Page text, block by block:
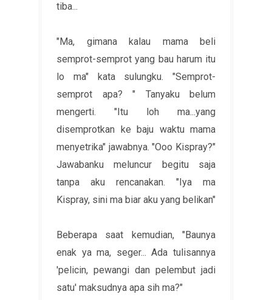
tiba...
"Ma, gimana kalau mama beli
semprot-semprot yang bau harum itu
lo ma" kata sulungku. "Semprot-
semprot apa? " Tanyaku belum
mengerti. "Itu loh ma...yang
disemprotkan ke baju waktu mama
menyetrika" jawabnya. "Ooo Kispray?"
Jawabanku meluncur begitu saja
tanpa aku rencanakan. "Iya ma
Kispray, sini ma biar aku yang belikan"
Beberapa saat kemudian, "Baunya
enak ya ma, seger... Ada tulisannya
'pelicin, pewangi dan pelembut jadi
satu' maksudnya apa sih ma?"